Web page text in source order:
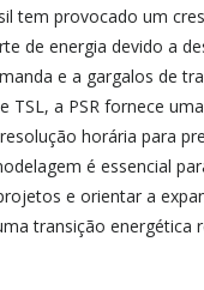
tem provocado um
de energia devido a
e a gargalos de
TSL, a PSR fornece
horária para
é essencial
e orientar a
transição energética